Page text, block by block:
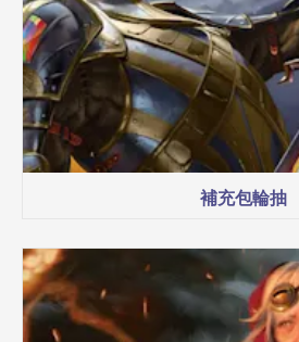
補充包輪抽